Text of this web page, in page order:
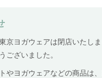
京ヨガウェアは閉店いたし
ございました。
やヨガウェアなどの商品は、